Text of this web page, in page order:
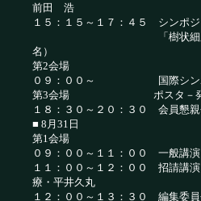
前田 浩
１５：１５～１７：４５ シンポジ
「樹状細胞を用いた
名）
第2会場
０９：００～ 国際シンポ
第3会場 ポスタ－発
１８：３０～２０：３０ 会員懇
■ 8月31日
第1会場
０９：００～１１：００ 一般講演
１１：００～１２：００ 招請講
療・平井久丸
１２：００～１３：３０ 編集委